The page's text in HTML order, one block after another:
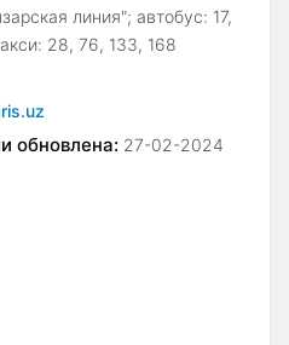
линия"; автобус: 17,
28, 76, 133, 168
обновлена: 27-02-2024